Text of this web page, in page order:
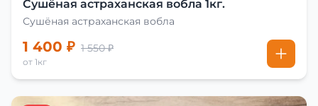
Сушёная астраханская вобла 1кг.
Сушёная астраханская вобла
1 400 ₽ 1 550 ₽
от 1кг